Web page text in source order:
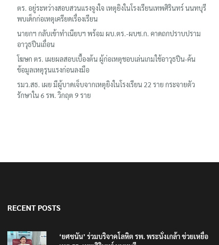
ตร. อยู่ระหว่างสอบสวนแรงจูงใจ เหตุยิงในโรงเรียนเทพศิรินทร์ นนทบุรี
พบเด็กก่อเหตุเครียดเรื่องเรียน
นายกฯ กลับเข้าทำเนียบฯ พร้อม ผบ.ตร.-ผบช.ก. คาดถกปราบปราม
อาวุธปืนเถื่อน
โฆษก ตร. เผยผลสอบเบื้องต้น ผู้ก่อเหตุชอบเล่นเกมใช้อาวุธปืน-ค้น
ข้อมูลเหตุรุนแรงก่อนลงมือ
รมว.สธ. เผย มีผู้บาดเจ็บจากเหตุยิงในโรงเรียน 22 ราย กระจายตัว
รักษาใน 6 รพ. วิกฤต 9 ราย
RECENT POSTS
‘ยศชนัน’ ร่วมบริจาคโลหิต รพ. พระนั่งเกล้า ช่วยเหยื่อ